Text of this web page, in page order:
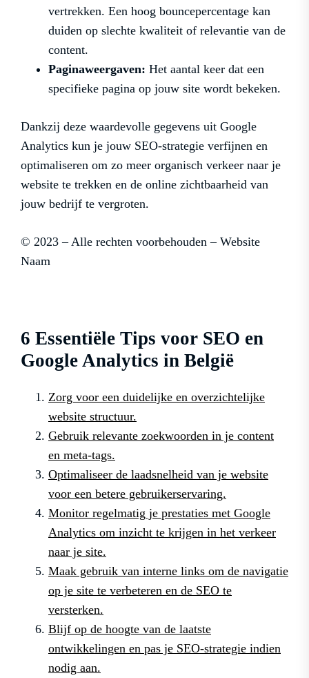
vertrekken. Een hoog bouncepercentage kan
duiden op slechte kwaliteit of relevantie van de
content.
Paginaweergaven: Het aantal keer dat een
specifieke pagina op jouw site wordt bekeken.
Dankzij deze waardevolle gegevens uit Google
Analytics kun je jouw SEO-strategie verfijnen en
optimaliseren om zo meer organisch verkeer naar je
website te trekken en de online zichtbaarheid van
jouw bedrijf te vergroten.
© 2023 – Alle rechten voorbehouden – Website
Naam
6 Essentiële Tips voor SEO en
Google Analytics in België
Zorg voor een duidelijke en overzichtelijke
website structuur.
Gebruik relevante zoekwoorden in je content
en meta-tags.
Optimaliseer de laadsnelheid van je website
voor een betere gebruikerservaring.
Monitor regelmatig je prestaties met Google
Analytics om inzicht te krijgen in het verkeer
naar je site.
Maak gebruik van interne links om de navigatie
op je site te verbeteren en de SEO te
versterken.
Blijf op de hoogte van de laatste
ontwikkelingen en pas je SEO-strategie indien
nodig aan.